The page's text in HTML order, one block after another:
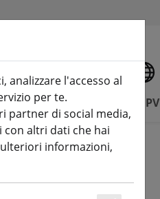
IT
3D Negozio Basilico FPV
analizzare l'accesso al
per te.
partner di social media,
altri dati che hai
informazioni,